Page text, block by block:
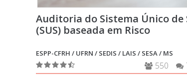
Auditoria do Sistema Único de
(SUS) baseada em Risco
ESPP-CFRH / UFRN / SEDIS / LAIS / SESA / MS
550